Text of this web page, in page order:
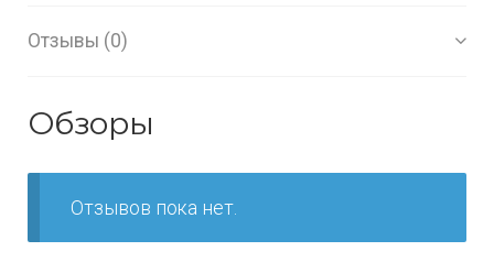
Отзывы (0)
Обзоры
Отзывов пока нет.